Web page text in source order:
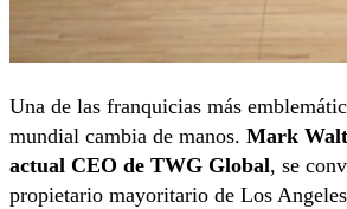
Una de las franquicias más
mundial cambia de manos. Mark
actual CEO de TWG Global, se
propietario mayoritario de Los